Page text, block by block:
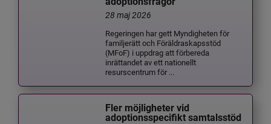
28 maj 2026
Regeringen har gett Myndigheten för
familjerätt och Föräldraskapsstöd
(MFoF) i uppdrag att förbereda
inrättandet av ett nationellt
resurscentrum för ...
Fler möjligheter vid
adoptionsspecifikt samtalsstöd